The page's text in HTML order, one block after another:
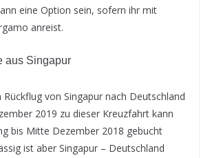
eine Option sein, sofern ihr mit
anreist.
aus Singapur
Rückflug von Singapur nach Deutschland
2019 zu dieser Kreuzfahrt kann
bis Mitte Dezember 2018 gebucht
ist aber Singapur – Deutschland